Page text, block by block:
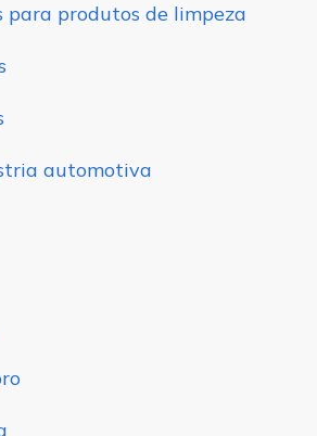
para produtos de limpeza
automotiva